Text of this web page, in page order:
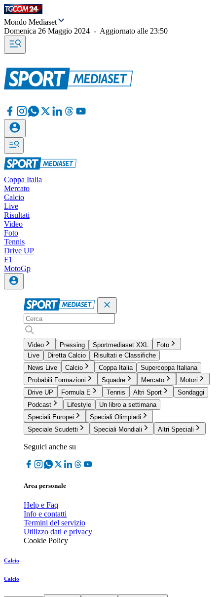
Mondo Mediaset
Domenica 26 Maggio 2024 - Aggiornato alle 23:50
Coppa Italia
Mercato
Calcio
Live
Risultati
Video
Foto
Tennis
Drive UP
F1
MotoGp
Video Pressing Sportmediaset XXL
Foto
Live
Diretta Calcio
Risultati e Classifiche
News Live
Calcio Coppa Italia
Supercoppa Italiana
Probabili Formazioni
Squadre Mercato
Motori
Drive UP
Formula E Tennis Altri Sport
Sondaggi
Podcast
Lifestyle
Un libro a settimana
Speciali Europei
Speciali Olimpiadi
Speciale Scudetti
Speciali Mondiali Altri Speciali
Seguici anche su
Area personale
Help e Faq
Info e contatti
Termini del servizio
Utilizzo dati e privacy
Cookie Policy
Calcio
Calcio